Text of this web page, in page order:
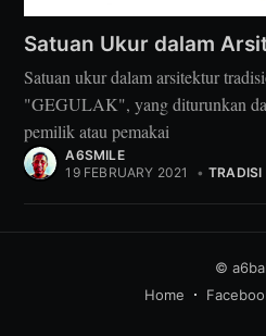
Satuan Ukur dalam
Satuan ukur dalam arsitektur
"GEGULAK", yang diturunkan
pemilik atau pemakai
A6SMILE
19 FEBRUARY 2021
• TRADISI
©
Home